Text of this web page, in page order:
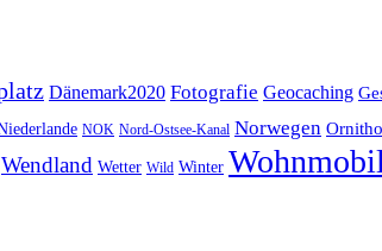
Dänemark2020 Fotografie Geocaching
NOK Nord-Ostsee-Kanal Norwegen
Wendland Wetter Wild Winter